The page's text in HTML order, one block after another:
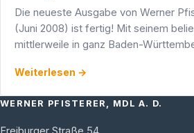
Die neueste Ausgabe von Werner
(Juni 2008) ist fertig! Mit seinem
mittlerweile in ganz Baden-
Weiterlesen →
WERNER PFISTERER, MDL A. D.